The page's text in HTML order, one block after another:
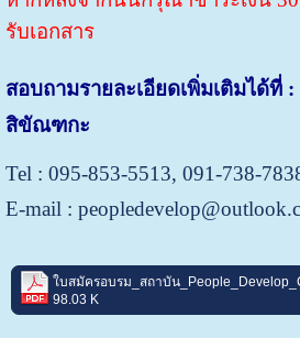
รับเอกสาร
สอบถามรายละเอียดเพิ่มเติมได้ที่
สิขัณฑกะ
Tel : 095-853-5513, 091-738-
E-mail :
98.03 K